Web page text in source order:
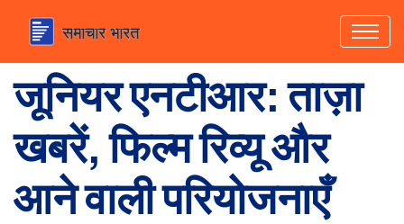
जूनियर एनटीआर: ताज़ा
खबरें, फिल्म रिव्यू और
आने वाली परियोजनाएँ